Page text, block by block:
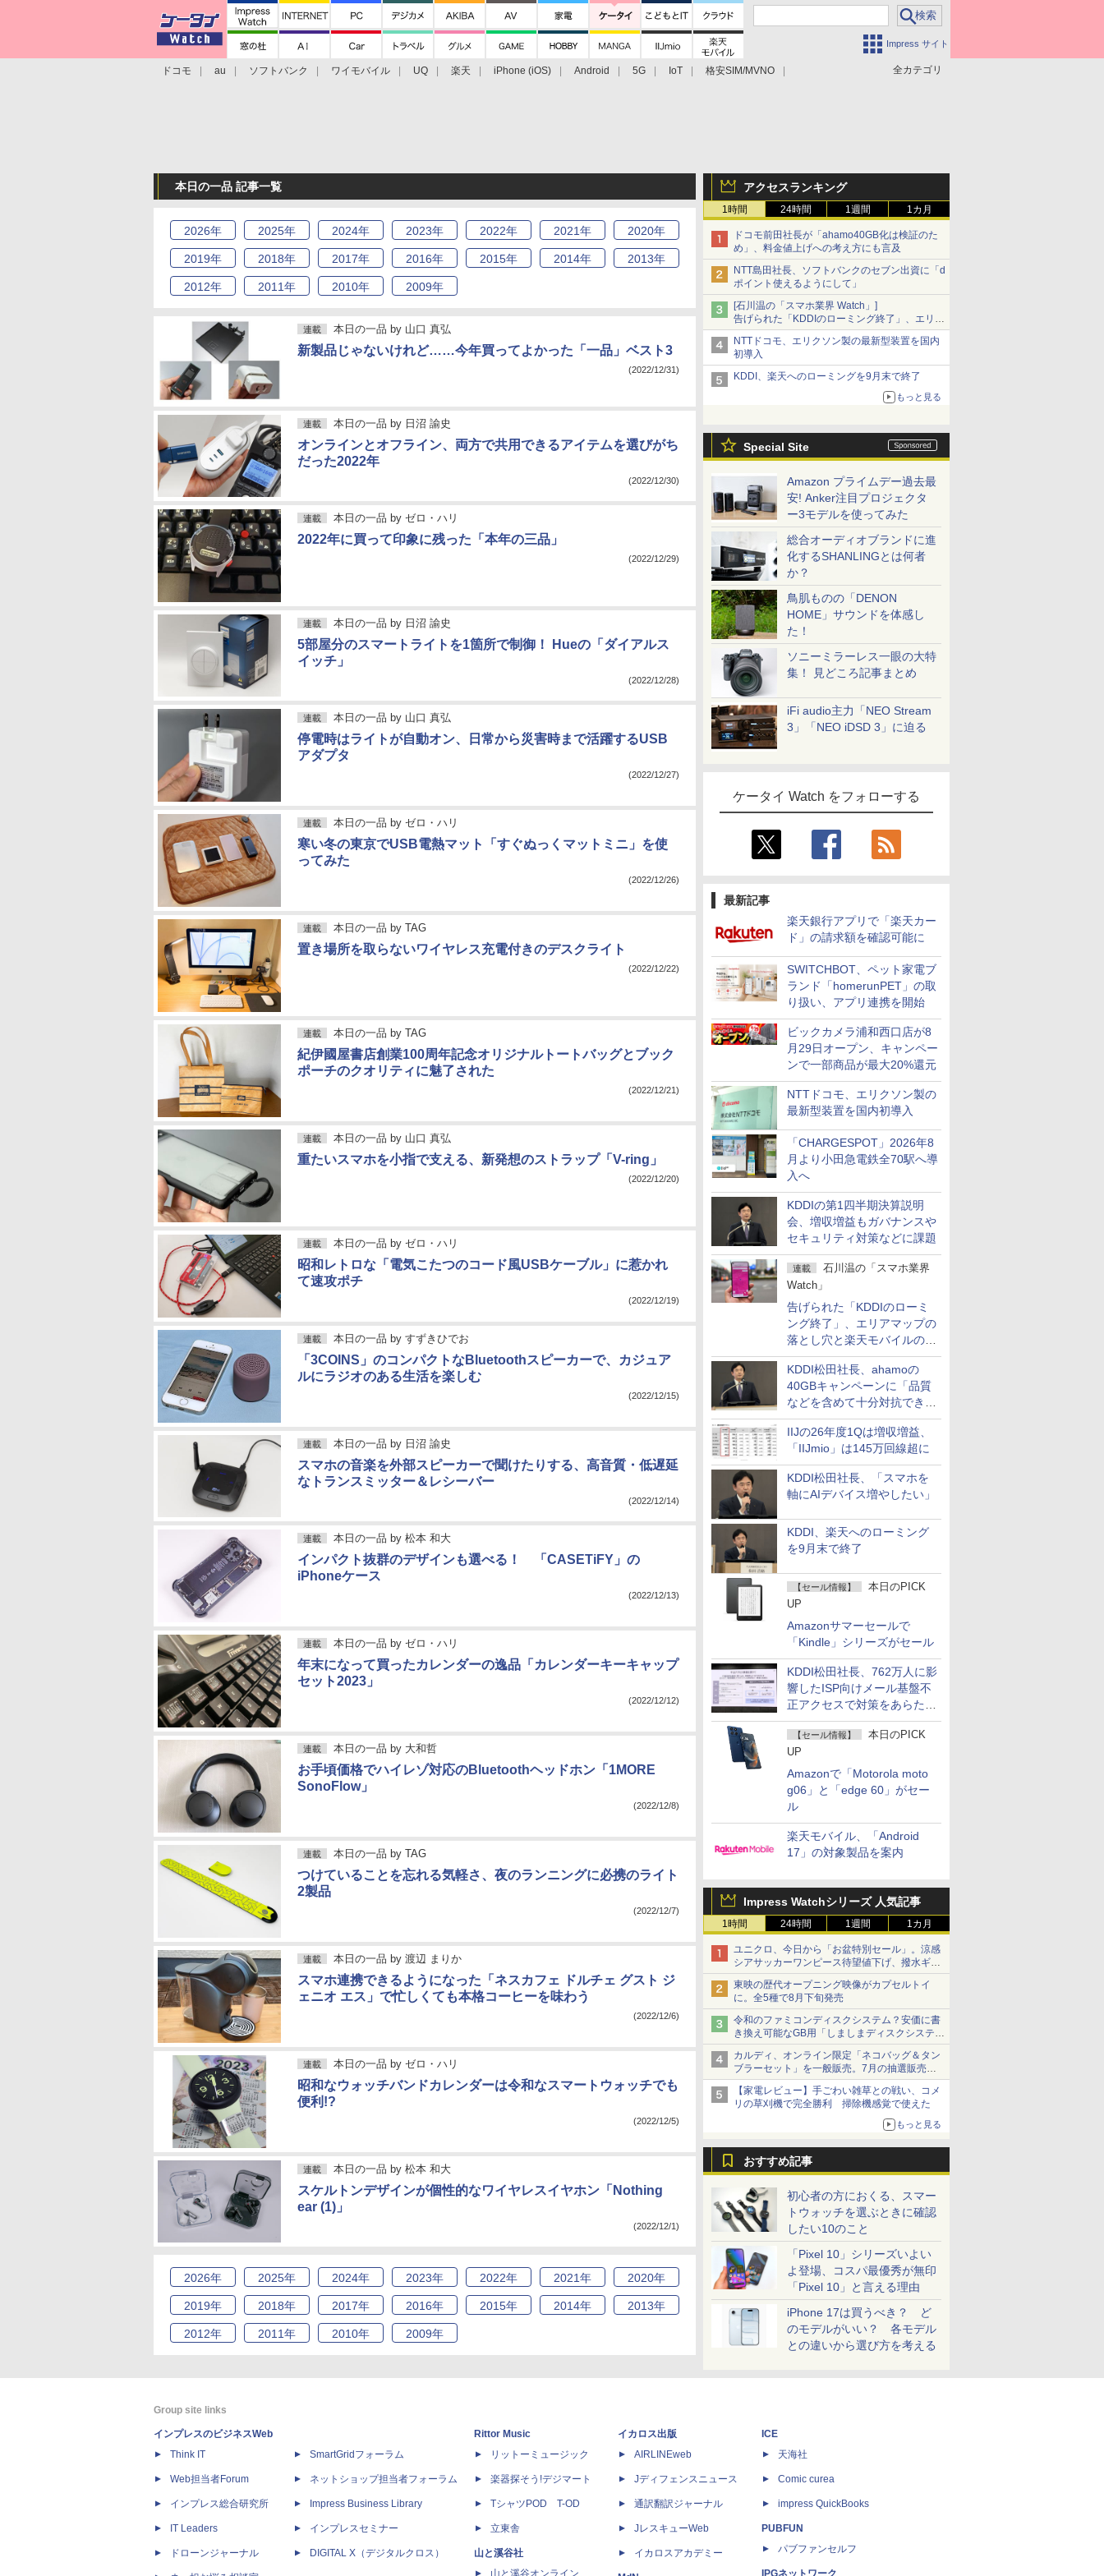
Impress サイト
全カテゴリ
ドコモ au ソフトバンク ワイモバイル UQ 楽天 iPhone (iOS) Android 5G IoT
格安SIM/MVNO
アクセスランキング
1時間 24時間 1週間 1カ月
ドコモ前田社長が「ahamo40GB化は検証のた
め」、料金値上げへの考え方にも言及
NTT島田社長、ソフトバンクのセブン出資に「d
ポイント使えるようにして」
[石川温の「スマホ業界 Watch」]
告げられた「KDDIのローミング終了」、エリア
マップの落とし穴と楽天モバイルの課題
NTTドコモ、エリクソン製の最新型装置を国内
初導入
KDDI、楽天へのローミングを9月末で終了
もっと見る
Special Site
Amazon プライムデー過去最
安! Anker注目プロジェクタ
ー3モデルを使ってみた
総合オーディオブランドに進
化するSHANLINGとは何者
か？
鳥肌ものの「DENON
HOME」サウンドを体感し
た！
ソニーミラーレス一眼の大特
集！ 見どころ記事まとめ
iFi audio主力「NEO Stream
3」「NEO iDSD 3」に迫る
ケータイ Watch をフォローする
最新記事
楽天銀行アプリで「楽天カー
ド」の請求額を確認可能に
SWITCHBOT、ペット家電ブ
ランド「homerunPET」の取
り扱い、アプリ連携を開始
ビックカメラ浦和西口店が8
月29日オープン、キャンペー
ンで一部商品が最大20%還元
NTTドコモ、エリクソン製の
最新型装置を国内初導入
「CHARGESPOT」2026年8
月より小田急電鉄全70駅へ導
入へ
KDDIの第1四半期決算説明
会、増収増益もガバナンスや
セキュリティ対策などに課題
連載
石川温の「スマホ業界
Watch」
告げられた「KDDIのローミ
ング終了」、エリアマップの
落とし穴と楽天モバイルの課
題
KDDI松田社長、ahamoの
40GBキャンペーンに「品質
などを含めて十分対抗でき
る」
IIJの26年度1Qは増収増益、
「IIJmio」は145万回線超に
KDDI松田社長、「スマホを
軸にAIデバイス増やしたい」
KDDI、楽天へのローミング
を9月末で終了
【セール情報】
本日のPICK
UP
Amazonサマーセールで
「Kindle」シリーズがセール
KDDI松田社長、762万人に影
響したISP向けメール基盤不
正アクセスで対策をあらため
て説明
【セール情報】
本日のPICK
UP
Amazonで「Motorola moto
g06」と「edge 60」がセー
ル
楽天モバイル、「Android
17」の対象製品を案内
Impress Watchシリーズ 人気記事
1時間 24時間 1週間 1カ月
ユニクロ、今日から「お盆特別セール」。涼感
シアサッカーワンピース待望値下げ、撥水ギア
ショーツは1990円に
東映の歴代オープニング映像がカプセルトイ
に。全5種で8月下旬発売
令和のファミコンディスクシステム？安価に書
き換え可能なGB用「しましまディスクシステ
ム」
カルディ、オンライン限定「ネコバッグ＆タン
ブラーセット」を一般販売。7月の抽選販売の
当選無効分
【家電レビュー】手ごわい雑草との戦い、コメ
リの草刈機で完全勝利 掃除機感覚で使えた
もっと見る
おすすめ記事
初心者の方におくる、スマー
トウォッチを選ぶときに確認
したい10のこと
「Pixel 10」シリーズいよい
よ登場、コスパ最優秀が無印
「Pixel 10」と言える理由
iPhone 17は買うべき？ ど
のモデルがいい？ 各モデル
との違いから選び方を考える
本日の一品 記事一覧
2026年 2025年 2024年 2023年 2022年 2021年 2020年
2019年 2018年 2017年 2016年 2015年 2014年 2013年
2012年 2011年 2010年 2009年
連載 本日の一品 by 山口 真弘
新製品じゃないけれど……今年買ってよかった「一品」ベスト3
(2022/12/31)
連載 本日の一品 by 日沼 諭史
オンラインとオフライン、両方で共用できるアイテムを選びがち
だった2022年
(2022/12/30)
連載 本日の一品 by ゼロ・ハリ
2022年に買って印象に残った「本年の三品」
(2022/12/29)
連載 本日の一品 by 日沼 諭史
5部屋分のスマートライトを1箇所で制御！ Hueの「ダイアルス
イッチ」
(2022/12/28)
連載 本日の一品 by 山口 真弘
停電時はライトが自動オン、日常から災害時まで活躍するUSB
アダプタ
(2022/12/27)
連載 本日の一品 by ゼロ・ハリ
寒い冬の東京でUSB電熱マット「すぐぬっくマットミニ」を使
ってみた
(2022/12/26)
連載 本日の一品 by TAG
置き場所を取らないワイヤレス充電付きのデスクライト
(2022/12/22)
連載 本日の一品 by TAG
紀伊國屋書店創業100周年記念オリジナルトートバッグとブック
ポーチのクオリティに魅了された
(2022/12/21)
連載 本日の一品 by 山口 真弘
重たいスマホを小指で支える、新発想のストラップ「V-ring」
(2022/12/20)
連載 本日の一品 by ゼロ・ハリ
昭和レトロな「電気こたつのコード風USBケーブル」に惹かれ
て速攻ポチ
(2022/12/19)
連載 本日の一品 by すずきひでお
「3COINS」のコンパクトなBluetoothスピーカーで、カジュア
ルにラジオのある生活を楽しむ
(2022/12/15)
連載 本日の一品 by 日沼 諭史
スマホの音楽を外部スピーカーで聞けたりする、高音質・低遅延
なトランスミッター＆レシーバー
(2022/12/14)
連載 本日の一品 by 松本 和大
インパクト抜群のデザインも選べる！ 「CASETiFY」の
iPhoneケース
(2022/12/13)
連載 本日の一品 by ゼロ・ハリ
年末になって買ったカレンダーの逸品「カレンダーキーキャップ
セット2023」
(2022/12/12)
連載 本日の一品 by 大和哲
お手頃価格でハイレゾ対応のBluetoothヘッドホン「1MORE
SonoFlow」
(2022/12/8)
連載 本日の一品 by TAG
つけていることを忘れる気軽さ、夜のランニングに必携のライト
2製品
(2022/12/7)
連載 本日の一品 by 渡辺 まりか
スマホ連携できるようになった「ネスカフェ ドルチェ グスト ジ
ェニオ エス」で忙しくても本格コーヒーを味わう
(2022/12/6)
連載 本日の一品 by ゼロ・ハリ
昭和なウォッチバンドカレンダーは令和なスマートウォッチでも
便利!?
(2022/12/5)
連載 本日の一品 by 松本 和大
スケルトンデザインが個性的なワイヤレスイヤホン「Nothing
ear (1)」
(2022/12/1)
2026年 2025年 2024年 2023年 2022年 2021年 2020年
2019年 2018年 2017年 2016年 2015年 2014年 2013年
2012年 2011年 2010年 2009年
Group site links
インプレスのビジネスWeb
Think IT
Web担当者Forum
インプレス総合研究所
IT Leaders
ドローンジャーナル
SmartGridフォーラム
ネットショップ担当者フォーラム
Impress Business Library
インプレスセミナー
DIGITAL X（デジタルクロス）
Rittor Music
リットーミュージック
楽器探そう!デジマート
TシャツPOD T-OD
立東舎
山と溪谷社
山と溪谷オンライン
イカロス出版
AIRLINEweb
Jディフェンスニュース
通訳翻訳ジャーナル
JレスキューWeb
イカロスアカデミー
ICE
天海社
Comic curea
impress QuickBooks
PUBFUN
パブファンセルフ
IPGネットワーク